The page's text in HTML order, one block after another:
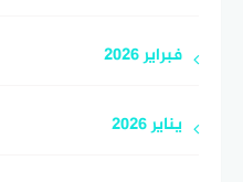
فبراير 2026
يناير 2026